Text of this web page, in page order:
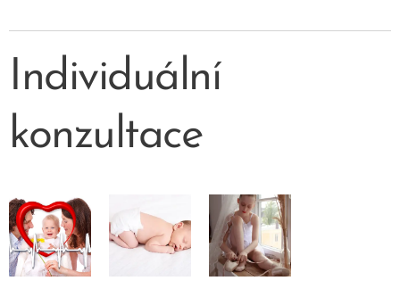
Individuální
konzultace